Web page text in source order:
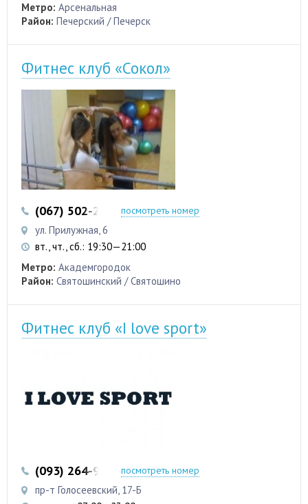
Метро: Арсенальная
Район: Печерский / Печерск
Фитнес клуб «Сокол»
(067) 502-29-69 (067) 527-39-31
посмотреть номер
ул. Прилужная, 6
вт., чт., сб.: 19:30—21:00
Метро: Академгородок
Район: Святошинский / Святошино
Фитнес клуб «I love sport»
(093) 264-99-11 (098) 768-11-58
посмотреть номер
пр-т Голосеевский, 17-Б